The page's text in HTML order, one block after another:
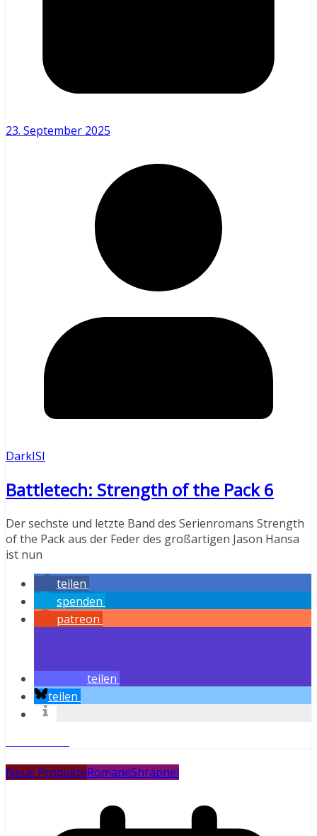
23. September 2025
DarkISI
Battletech: Strength of the Pack 6
Der sechste und letzte Band des Serienromans Strength
of the Pack aus der Feder des großartigen Jason Hansa
ist nun
teilen
spenden
patreon
teilen
teilen
Neue ProdukteRomaneShrapnel